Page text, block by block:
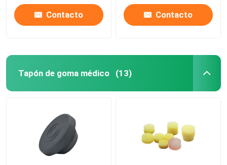
Contacto Contacto
Tapón de goma médico (13)